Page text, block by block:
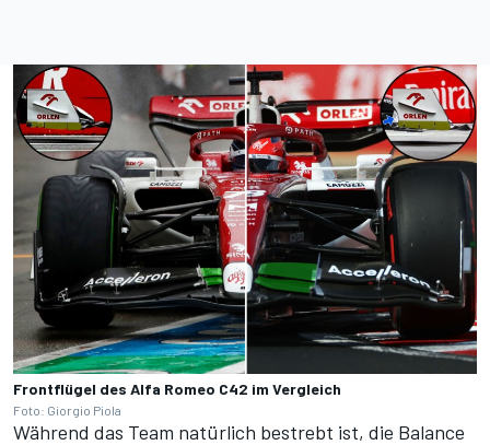
Frontflügel des Alfa Romeo C42 im Vergleich
Foto: Giorgio Piola
Während das Team natürlich bestrebt ist, die Balance